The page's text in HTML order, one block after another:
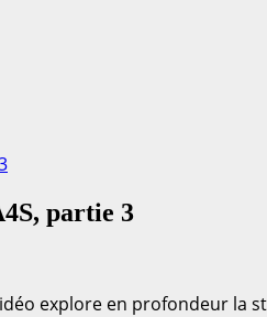
partie 3
explore en profondeur la